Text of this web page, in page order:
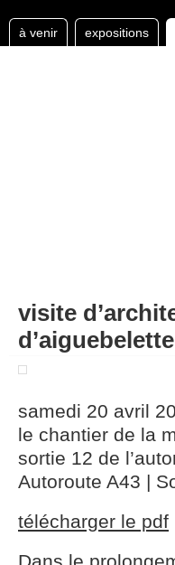
à venir expositions
visite
samedi 20 avril
le chantier de la
sortie 12 de
Autoroute A43 |
télécharger le pdf